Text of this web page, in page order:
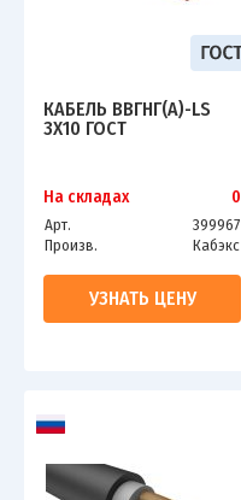
КАБЕЛЬ ВВГНГ(А)-LS
3Х10 ГОСТ
На складах 0
Арт.
399967
Произв.
Кабэкс
УЗНАТЬ ЦЕНУ